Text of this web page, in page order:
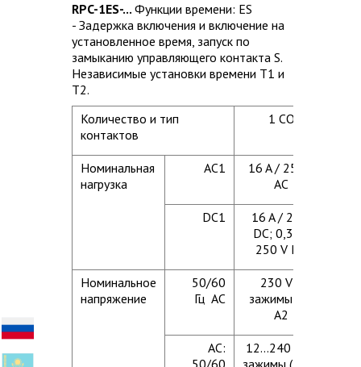
RPC-1ES-... Функции времени: ES
- Задержка включения и включение на
установленное время, запуск по
замыканию управляющего контакта S.
Независимые установки времени T1 и
T2.
Количество и тип
контактов
1 CO
Номинальная
нагрузка
AC1
16 A / 250 V
AC
DC1
16 A / 24 V
DC; 0,3 A /
250 V DC
Номинальное
напряжение
50/60
Гц AC
230 V
зажимы A1,
A2
AC:
50/60
12...240 V
зажимы (+)A1,